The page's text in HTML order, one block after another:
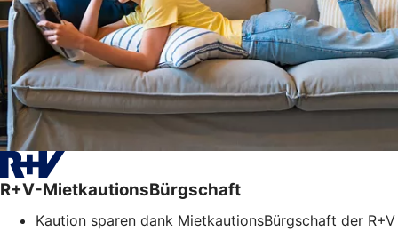
R+V-MietkautionsBürgschaft
Kaution sparen dank MietkautionsBürgschaft der R+V